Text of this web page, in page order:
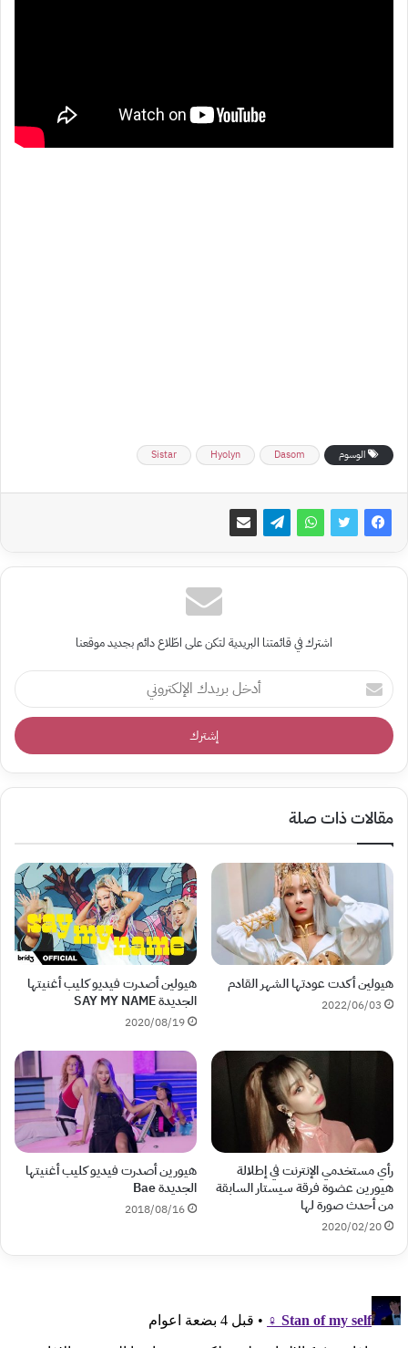
الوسوم Dasom
Hyolyn
Sistar
اشترك في قائمتنا البريدية لتكن على اطّلاع دائم بجديد موقعنا
أدخل
بريدك
الإلكتروني
مقالات ذات صلة
هيولين أكدت عودتها الشهر القادم
2022/06/03
هيولين أصدرت فيديو كليب أغنيتها
الجديدة SAY MY NAME
2020/08/19
رأي مستخدمي الإنترنت في إطلالة
هيورين عضوة فرقة سيستار السابقة
من أحدث صورة لها
2020/02/20
هيورين أصدرت فيديو كليب أغنيتها
الجديدة Bae
2018/08/16